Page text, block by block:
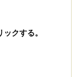
クする。